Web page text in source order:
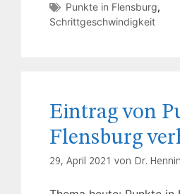
Punkte in Flensburg,
Schrittgeschwindigkeit
Eintrag von
Flensburg
29, April 2021 von Dr.